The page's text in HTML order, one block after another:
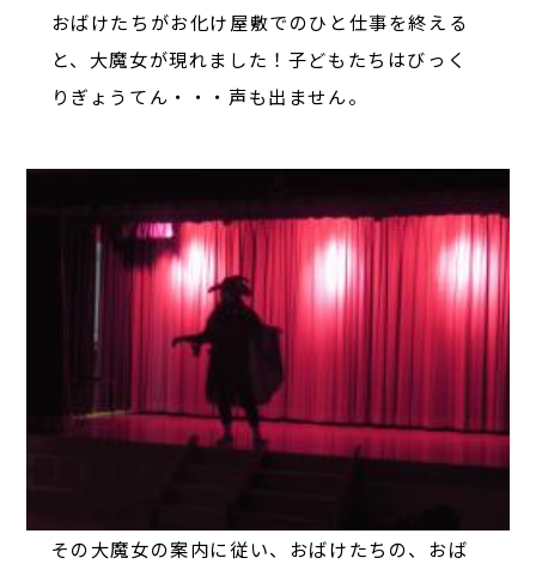
おばけたちがお化け屋敷でのひと仕事を終える
と、大魔女が現れました！子どもたちはびっく
りぎょうてん・・・声も出ません。
その大魔女の案内に従い、おばけたちの、おば